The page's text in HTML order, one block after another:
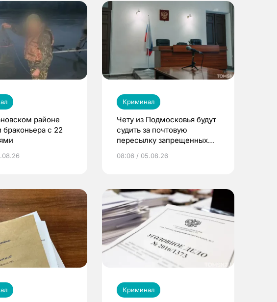
районе
браконьера с 22
Криминал
Чету из Подмосковья будут
судить за почтовую
пересылку запрещенных
08:06 / 05.08.26
Криминал